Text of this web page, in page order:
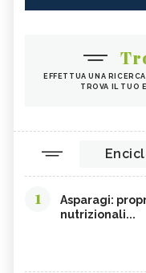
EFFETTUA UNA
TROVA IL TUO
1
Asparagi:
nutrizionali...